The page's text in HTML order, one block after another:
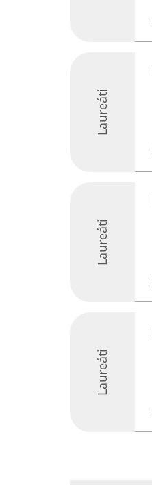
Laureáti
Laureáti
Laureáti